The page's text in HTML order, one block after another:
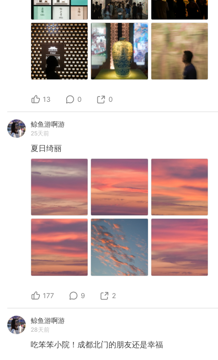
13 0 0
鲸鱼游啊游
25天前
夏日绮丽
177 9 2
鲸鱼游啊游
28天前
吃笨笨小院！成都北门的朋友还是幸福